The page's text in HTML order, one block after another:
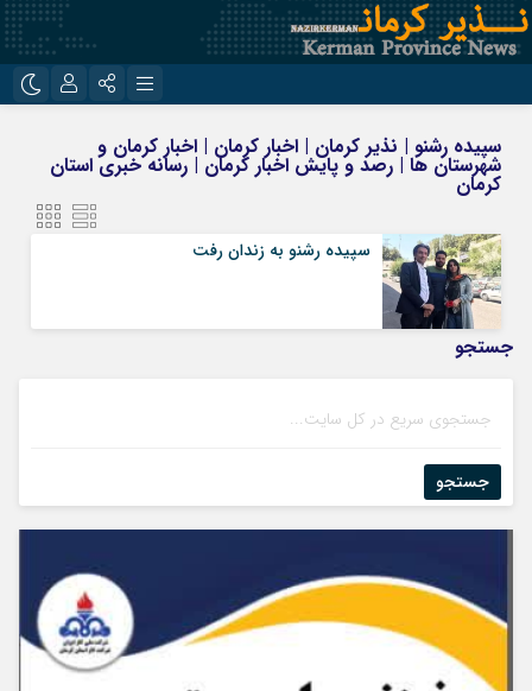
روبیکا
ایتا
مرا به خاطر بسپار
سپیده رشنو | نذیر کرمان | اخبار کرمان | اخبار کرمان و
شهرستان ها | رصد و پایش اخبار کرمان | رسانه خبری استان
کرمان
سپیده رشنو به زندان رفت
جستجو
جستجو